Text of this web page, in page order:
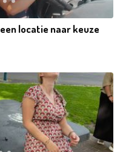
locatie naar keuze